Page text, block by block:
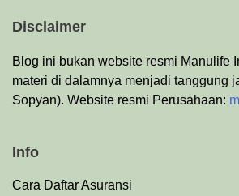
Disclaimer
Blog ini bukan website resmi Manulife
materi di dalamnya menjadi tanggung
Sopyan). Website resmi Perusahaan:
Info
Cara Daftar Asuransi